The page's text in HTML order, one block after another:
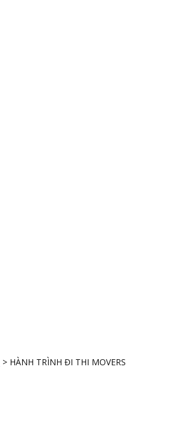
> HÀNH TRÌNH ĐI THI MOVERS